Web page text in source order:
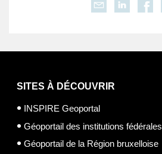
SITES À DÉCOUVRIR
INSPIRE Geoportal
Géoportail des institutions fédérales
Géoportail de la Région bruxelloise